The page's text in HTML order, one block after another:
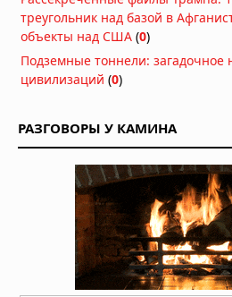
тысячелетние
размером с
Следы
раскрывают
родственника
04.08.2026 в 08:21
Бивень в
травма моржа,
Арктике
треугольник над базой в
объекты над США (0)
Подземные тоннели: загадочное
цивилизаций (0)
РАЗГОВОРЫ У КАМИНА